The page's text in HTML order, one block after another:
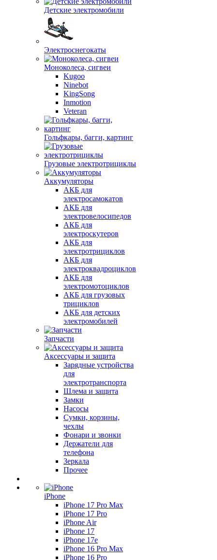
Детские электромобили
Электроснегокаты
Моноколеса, сигвеи
Kugoo
Ninebot
KingSong
Inmotion
Veteran
Гольфкары, багги, картинг
Грузовые электротрициклы
Аккумуляторы
АКБ для
электросамокатов
АКБ для
электровелосипедов
АКБ для
электроскутеров
АКБ для
электротрициклов
АКБ для
электроквадроциклов
АКБ для
электромотоциклов
АКБ для грузовых
трициклов
АКБ для детских
электромобилей
Запчасти
Аксессуары и защита
Зарядные устройства
для
электротранспорта
Шлема и защита
Замки
Насосы
Сумки, корзины,
чехлы
Фонари и звонки
Держатели для
телефона
Зеркала
Прочее
iPhone
iPhone 17 Pro Max
iPhone 17 Pro
iPhone Air
iPhone 17
iPhone 17e
iPhone 16 Pro Max
iPhone 16 Pro